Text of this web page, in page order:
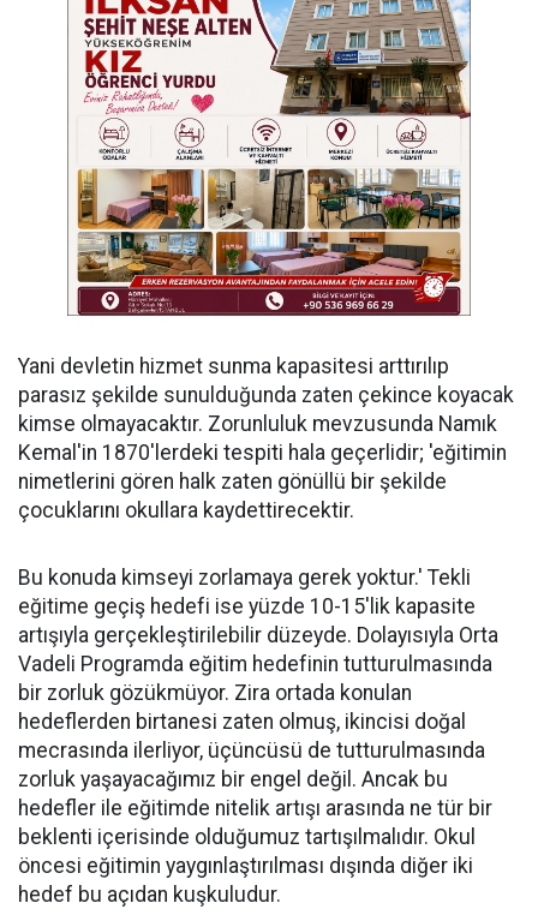
Yani devletin hizmet sunma kapasitesi arttırılıp
parasız şekilde sunulduğunda zaten çekince koyacak
kimse olmayacaktır. Zorunluluk mevzusunda Namık
Kemal'in 1870'lerdeki tespiti hala geçerlidir; 'eğitimin
nimetlerini gören halk zaten gönüllü bir şekilde
çocuklarını okullara kaydettirecektir.
Bu konuda kimseyi zorlamaya gerek yoktur.' Tekli
eğitime geçiş hedefi ise yüzde 10-15'lik kapasite
artışıyla gerçekleştirilebilir düzeyde. Dolayısıyla Orta
Vadeli Programda eğitim hedefinin tutturulmasında
bir zorluk gözükmüyor. Zira ortada konulan
hedeflerden birtanesi zaten olmuş, ikincisi doğal
mecrasında ilerliyor, üçüncüsü de tutturulmasında
zorluk yaşayacağımız bir engel değil. Ancak bu
hedefler ile eğitimde nitelik artışı arasında ne tür bir
beklenti içerisinde olduğumuz tartışılmalıdır. Okul
öncesi eğitimin yaygınlaştırılması dışında diğer iki
hedef bu açıdan kuşkuludur.